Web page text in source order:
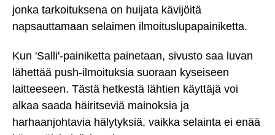
jonka tarkoituksena on huijata kävijöitä
napsauttamaan selaimen ilmoituslupapainiketta.
Kun 'Salli'-painiketta painetaan, sivusto saa luvan
lähettää push-ilmoituksia suoraan kyseiseen
laitteeseen. Tästä hetkestä lähtien käyttäjä voi
alkaa saada häiritseviä mainoksia ja
harhaanjohtavia hälytyksiä, vaikka selainta ei enää